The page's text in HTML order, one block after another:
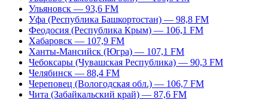
Ульяновск — 93,6 FM
Уфа (Республика Башкортостан) — 98,8 FM
Феодосия (Республика Крым) — 106,1 FM
Хабаровск — 107,9 FM
Ханты-Мансийск (Югра) — 107,1 FM
Чебоксары (Чувашская Республика) — 90,3 FM
Челябинск — 88,4 FM
Череповец (Вологодская обл.) — 106,7 FM
Чита (Забайкальский край) — 87,6 FM